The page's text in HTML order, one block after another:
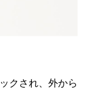
クされ、外から